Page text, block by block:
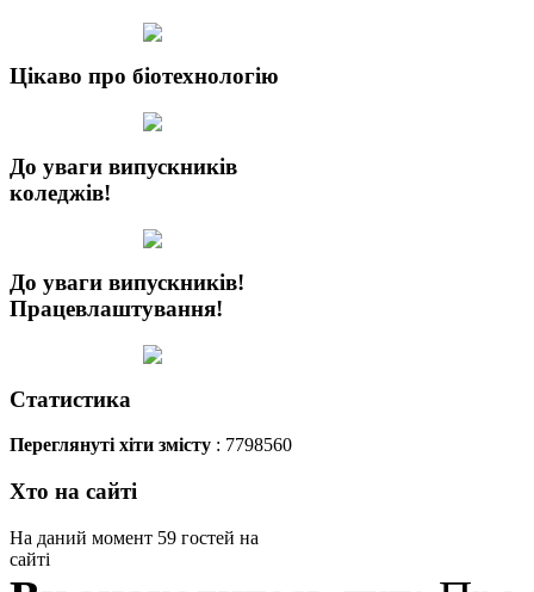
Цікаво про біотехнологію
До уваги випускників
коледжів!
До уваги випускників!
Працевлаштування!
Статистика
Переглянуті хіти змісту : 7798560
Хто на сайті
На даний момент 59 гостей на
сайті